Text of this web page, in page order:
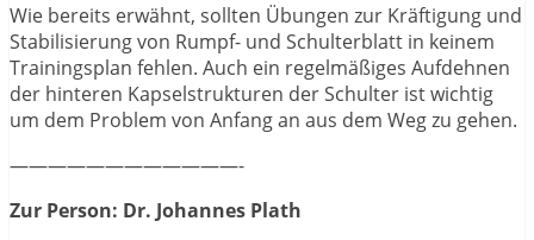
Wie bereits erwähnt, sollten Übungen zur Kräftigung und
Stabilisierung von Rumpf- und Schulterblatt in keinem
Trainingsplan fehlen. Auch ein regelmäßiges Aufdehnen
der hinteren Kapselstrukturen der Schulter ist wichtig
um dem Problem von Anfang an aus dem Weg zu gehen.
————————————-
Zur Person: Dr. Johannes Plath